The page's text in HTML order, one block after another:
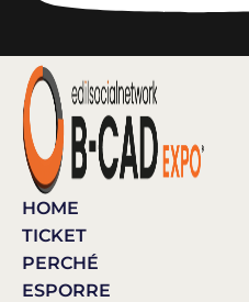
HOME
TICKET
PERCHÉ
ESPORRE